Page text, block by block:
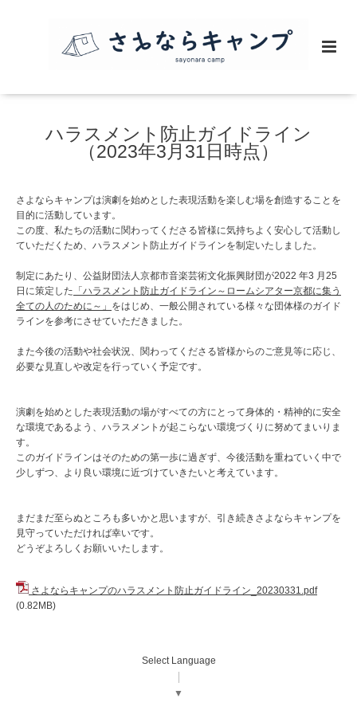
ハラスメント防止ガイドライン
（2023年3月31日時点）
さよならキャンプは演劇を始めとした表現活動を楽しむ場を創造することを
目的に活動しています。
この度、私たちの活動に関わってくださる皆様に気持ちよく安心して活動し
ていただくため、ハラスメント防止ガイドラインを制定いたしました。
制定にあたり、公益財団法人京都市音楽芸術文化振興財団が2022 年3 月25
日に策定した 「ハラスメント防止ガイドライン～ロームシアター京都に集う
全ての人のために～」 をはじめ、一般公開されている様々な団体様のガイド
ラインを参考にさせていただきました。
また今後の活動や社会状況、関わってくださる皆様からのご意見等に応じ、
必要な見直しや改定を行っていく予定です。
演劇を始めとした表現活動の場がすべての方にとって身体的・精神的に安全
な環境であるよう、ハラスメントが起こらない環境づくりに努めてまいりま
す。
このガイドラインはそのための第一歩に過ぎず、今後活動を重ねていく中で
少しずつ、より良い環境に近づけていきたいと考えています。
まだまだ至らぬところも多いかと思いますが、引き続きさよならキャンプを
見守っていただければ幸いです。
どうぞよろしくお願いいたします。
さよならキャンプのハラスメント防止ガイドライン_20230331.pdf
(0.82MB)
Select Language
▼